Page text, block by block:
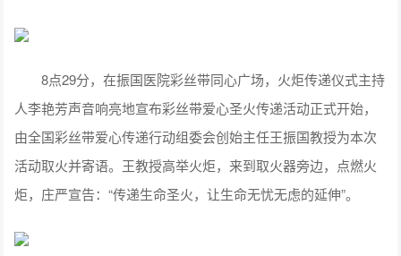
8点29分，在振国医院彩丝带同心广场，火炬传递仪式主持
人李艳芳声音响亮地宣布彩丝带爱心圣火传递活动正式开始，
由全国彩丝带爱心传递行动组委会创始主任王振国教授为本次
活动取火并寄语。王教授高举火炬，来到取火器旁边，点燃火
炬，庄严宣告：“传递生命圣火，让生命无忧无虑的延伸”。